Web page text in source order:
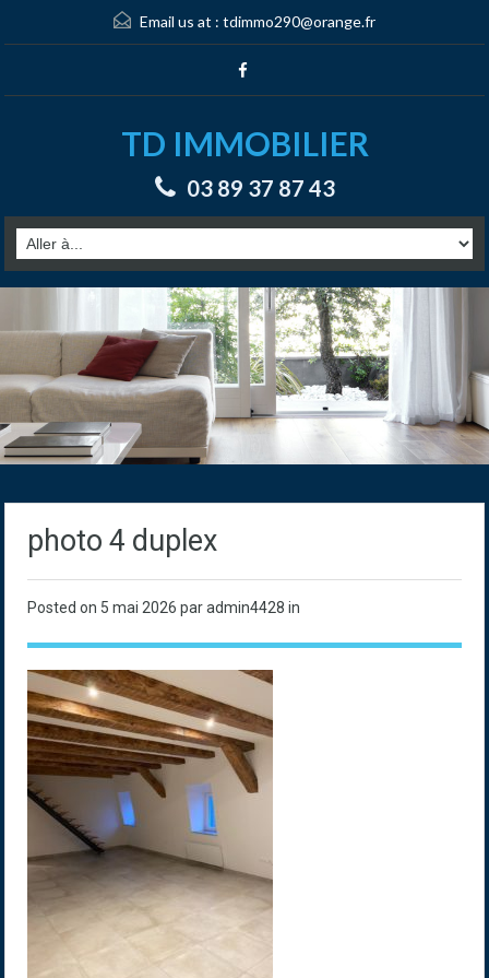
Email us at : tdimmo290@orange.fr
TD IMMOBILIER
03 89 37 87 43
photo 4 duplex
Posted on 5 mai 2026 par admin4428 in